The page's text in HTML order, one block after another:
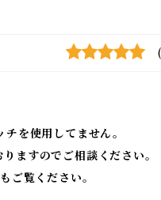
を使用してません。
ますのでご相談ください。
ご覧ください。